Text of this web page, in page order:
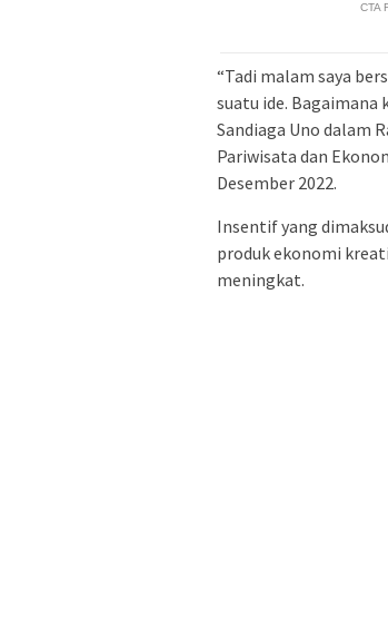
“Tadi malam saya
suatu ide. Bagaimana
Sandiaga Uno dalam
Pariwisata dan
Desember 2022.
Insentif yang
produk ekonomi
meningkat.